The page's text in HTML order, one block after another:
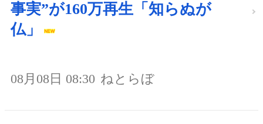
事実”が160万再生「知らぬが
仏」
08月08日 08:30 ねとらぼ